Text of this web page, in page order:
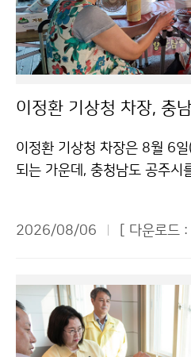
이정환 기상청 차장은 8월 6
되는 가운데, 충청남도 공주시
시했다.
2026/08/06 [ 다운로드 :